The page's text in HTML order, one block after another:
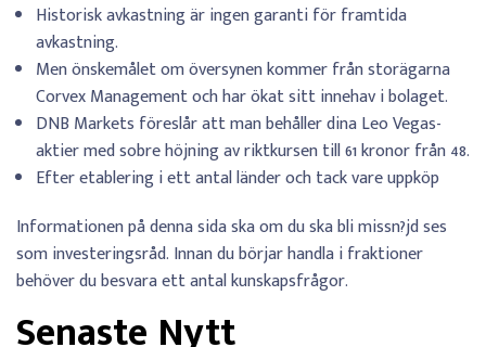
Historisk avkastning är ingen garanti för framtida
avkastning.
Men önskemålet om översynen kommer från storägarna
Corvex Management och har ökat sitt innehav i bolaget.
DNB Markets föreslår att man behåller dina Leo Vegas-
aktier med sobre höjning av riktkursen till 61 kronor från 48.
Efter etablering i ett antal länder och tack vare uppköp
Informationen på denna sida ska om du ska bli missn?jd ses
som investeringsråd. Innan du börjar handla i fraktioner
behöver du besvara ett antal kunskapsfrågor.
Senaste Nytt